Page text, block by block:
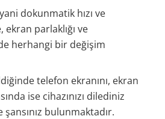
dokunmatik hızı ve
parlaklığı ve
herhangi bir değişim
telefon ekranını, ekran
ise cihazınızı dilediniz
bulunmaktadır.